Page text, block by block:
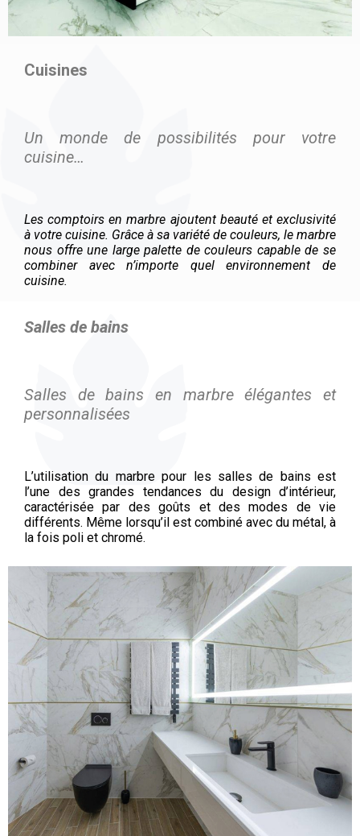
Cuisines
Un monde de possibilités pour votre
cuisine…
Les comptoirs en marbre ajoutent beauté et exclusivité
à votre cuisine. Grâce à sa variété de couleurs, le marbre
nous offre une large palette de couleurs capable de se
combiner avec n’importe quel environnement de
cuisine.
Salles de bains
Salles de bains en marbre élégantes et
personnalisées
L’utilisation du marbre pour les salles de bains est
l’une des grandes tendances du design d’intérieur,
caractérisée par des goûts et des modes de vie
différents. Même lorsqu’il est combiné avec du métal, à
la fois poli et chromé.